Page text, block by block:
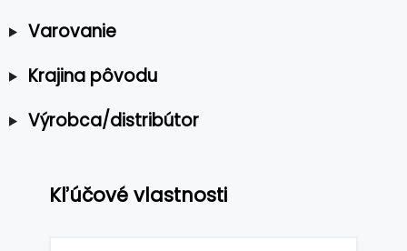
Varovanie
Krajina pôvodu
Výrobca/distribútor
Kľúčové vlastnosti